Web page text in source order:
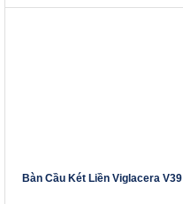
Bàn Cầu Két Liền Viglacera V39